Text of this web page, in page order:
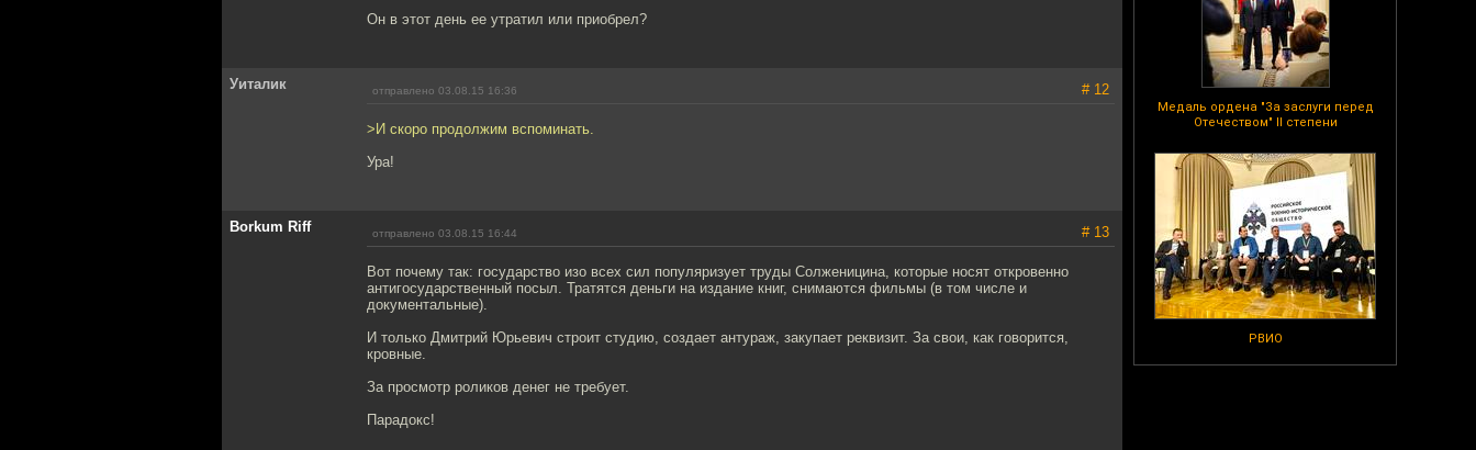
Медаль ордена "За заслуги перед
Отечеством" II степени
РВИО
Он в этот день ее утратил или приобрел?
Уиталик отправлено 03.08.15 16:36 # 12
>И скоро продолжим вспоминать.
Ура!
Borkum Riff отправлено 03.08.15 16:44 # 13
Вот почему так: государство изо всех сил популяризует труды Солженицина, которые носят откровенно
антигосударственный посыл. Тратятся деньги на издание книг, снимаются фильмы (в том числе и
документальные).
И только Дмитрий Юрьевич строит студию, создает антураж, закупает реквизит. За свои, как говорится,
кровные.
За просмотр роликов денег не требует.
Парадокс!